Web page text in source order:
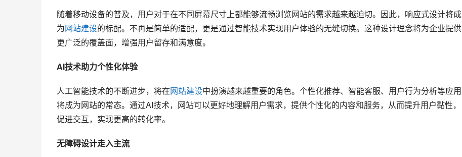
随着移动设备的普及，用户对于在不同屏幕尺寸上都能够流畅浏览网站的需求越来越迫切。因此，响应式设计将成
为网站建设的标配。不再是简单的适配，更是通过智能技术实现用户体验的无缝切换。这种设计理念将为企业提供
更广泛的覆盖面，增强用户留存和满意度。
AI技术助力个性化体验
人工智能技术的不断进步，将在网站建设中扮演越来越重要的角色。个性化推荐、智能客服、用户行为分析等应用
将成为网站的常态。通过AI技术，网站可以更好地理解用户需求，提供个性化的内容和服务，从而提升用户黏性，
促进交互，实现更高的转化率。
无障碍设计走入主流